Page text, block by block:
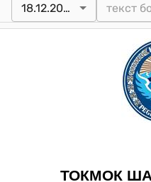
18.12.2023